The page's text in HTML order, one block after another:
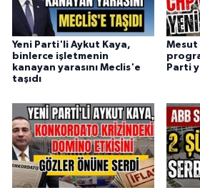
Yeni Parti'li Aykut Kaya,
binlerce işletmenin
kanayan yarasını Meclis'e
taşıdı
Mesut
Parti